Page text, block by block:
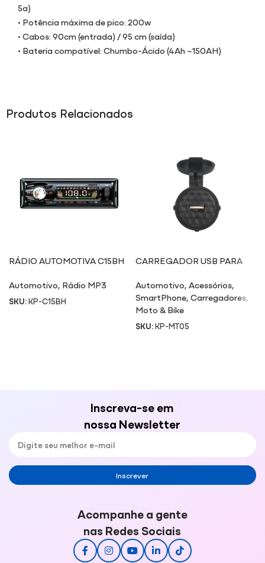
5a)
• Potência máxima de pico: 200w
• Cabos: 90cm (entrada) / 95 cm (saída)
• Bateria compatível: Chumbo-Ácido (4Ah ~150AH)
Produtos Relacionados
RÁDIO AUTOMOTIVA C15BH
Automotivo, Rádio MP3
SKU:KP-C15BH
CARREGADOR USB PARA
Automotivo,Acessórios,
SmartPhone,Carregadores,
Moto & Bike
SKU:KP-MT05
Inscreva-se em
nossa Newsletter
Inscrever
Acompanhe a gente
nas Redes Sociais